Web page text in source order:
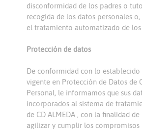
disconformidad de los padres o
recogida de los datos personales o,
el tratamiento automatizado de los
Protección de datos
De conformidad con lo
vigente en Protección de Datos de
Personal, le informamos que sus
incorporados al sistema de
de CD ALMEDA , con la finalidad
agilizar y cumplir los compromisos